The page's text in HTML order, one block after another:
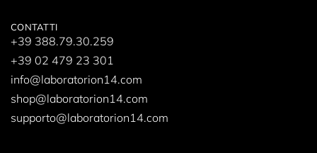
CONTATTI
+39 388.79.30.259
+39 02 479 23 301
info@laboratorion14.com
shop@laboratorion14.com
supporto@laboratorion14.com